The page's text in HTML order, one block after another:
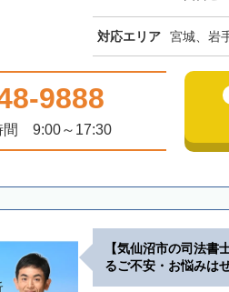
対応エリア 宮城、岩
9888
間 9:00～17:30
【気仙沼市の司法書
るご不安・お悩みは